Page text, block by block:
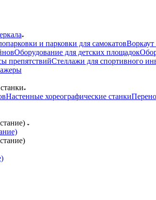
и парковки для самокатовВоркаут
Оборудование для детских площадок
препятствийСтеллажи для спортивного
Настенные хореографические станки